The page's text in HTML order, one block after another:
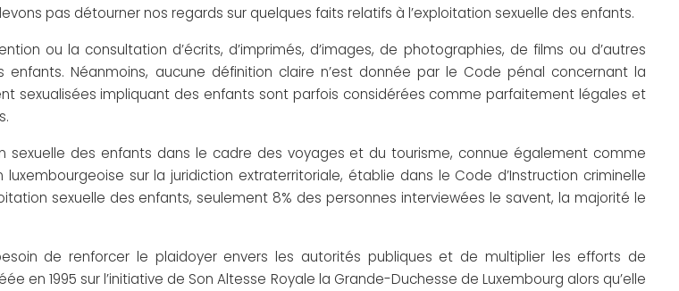
pas détourner nos regards sur quelques faits relatifs à l’exploitation sexuelle des enfants.
ou la consultation d’écrits, d’imprimés, d’images, de photographies, de films ou d’autres
Néanmoins, aucune définition claire n’est donnée par le Code pénal concernant la
sexualisées impliquant des enfants sont parfois considérées comme parfaitement légales et
sexuelle des enfants dans le cadre des voyages et du tourisme, connue également comme
sur la juridiction extraterritoriale, établie dans le Code d’Instruction criminelle
sexuelle des enfants, seulement 8% des personnes interviewées le savent, la majorité le
de renforcer le plaidoyer envers les autorités publiques et de multiplier les efforts de
en 1995 sur l’initiative de Son Altesse Royale la Grande-Duchesse de Luxembourg alors qu’elle